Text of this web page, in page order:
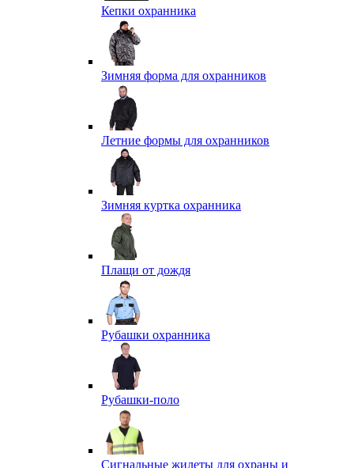
Кепки охранника
Зимняя форма для охранников
Летние формы для охранников
Зимняя куртка охранника
Плащи от дождя
Рубашки охранника
Рубашки-поло
Сигнальные жилеты для охраны и